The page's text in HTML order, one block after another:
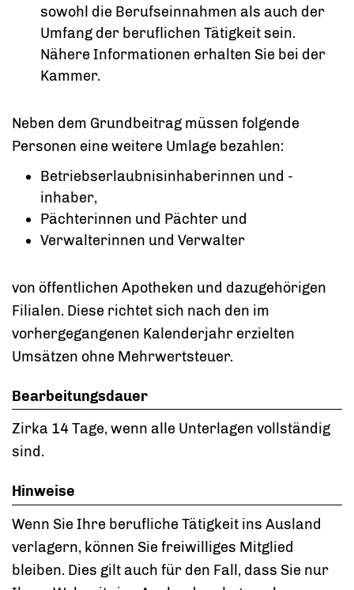
sowohl die Berufseinnahmen als auch der
Umfang der beruflichen Tätigkeit sein.
Nähere Informationen erhalten Sie bei der
Kammer.
Neben dem Grundbeitrag müssen folgende
Personen eine weitere Umlage bezahlen:
Betriebserlaubnisinhaberinnen und -
inhaber,
Pächterinnen und Pächter und
Verwalterinnen und Verwalter
von öffentlichen Apotheken und dazugehörigen
Filialen. Diese richtet sich nach den im
vorhergegangenen Kalenderjahr erzielten
Umsätzen ohne Mehrwertsteuer.
Bearbeitungsdauer
Zirka 14 Tage, wenn alle Unterlagen vollständig
sind.
Hinweise
Wenn Sie Ihre berufliche Tätigkeit ins Ausland
verlagern, können Sie freiwilliges Mitglied
bleiben. Dies gilt auch für den Fall, dass Sie nur